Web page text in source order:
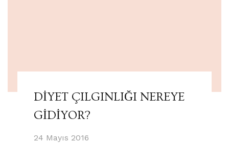
DİYET ÇILGINLIĞI NEREYE
GİDİYOR?
24 Mayıs 2016